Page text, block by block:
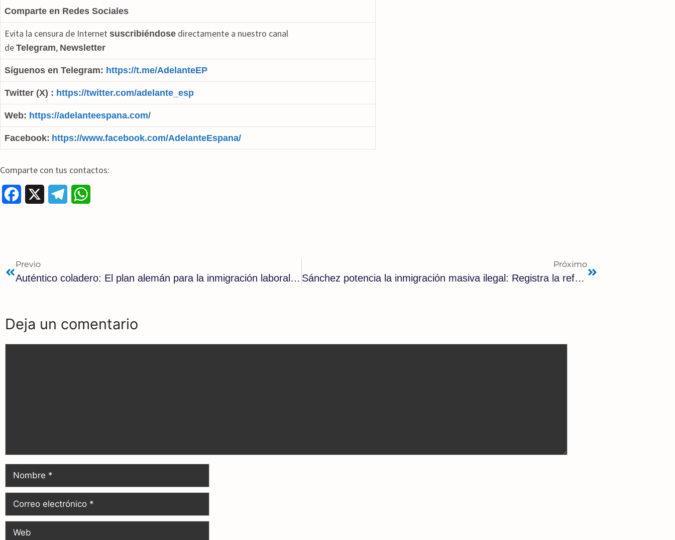
Comparte en Redes Sociales
Evita la censura de Internet suscribiéndose directamente a nuestro canal
de Telegram, Newsletter
Síguenos en Telegram: https://t.me/AdelanteEP
Twitter (X) : https://twitter.com/adelante_esp
Web: https://adelanteespana.com/
Facebook: https://www.facebook.com/AdelanteEspana/
Comparte con tus contactos:
k
m
p
Previo
Auténtico coladero: El plan alemán para la inmigración laboral podría dar un ‘cheque en blanco’ a los inmigrantes
Próximo
Sánchez potencia la inmigración masiva ilegal: Registra la reforma de la Ley de Extranjería para hacer obligatorio el reparto de menores migrantes
Deja un comentario